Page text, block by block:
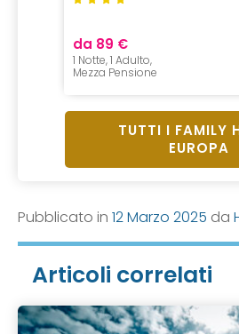
da 89 €
1 Notte, 1 Adulto,
Mezza Pensione
TUTTI I FAMILY
EUROPA
Pubblicato in 12 Marzo 2025 da
Articoli correlati